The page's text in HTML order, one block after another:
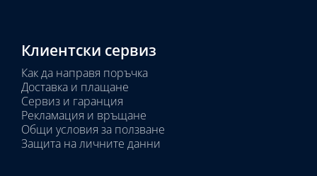
Клиентски сервиз
Как да направя поръчка
Доставка и плащане
Сервиз и гаранция
Рекламация и връщане
Общи условия за ползване
Защита на личните данни